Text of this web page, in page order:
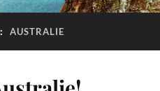
AUSTRALIE